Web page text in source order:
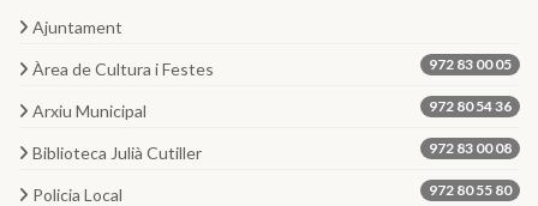
Ajuntament
Àrea de Cultura i Festes 972 83 00 05
Arxiu Municipal 972 80 54 36
Biblioteca Julià Cutiller 972 83 00 08
Policia Local 972 80 55 80